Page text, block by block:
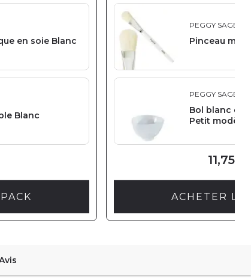
en soie Blanc
Blanc
PEGGY SAGE
Pinceau
PEGGY SAGE
Bol blanc en
Petit modèle
11,75
ACHETER LE